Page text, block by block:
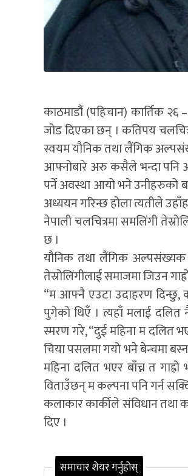
काठमाडौं (पहिचान) कार्तिक
जोड दिएका छन् । कतिपय
स्वयम यौनिक तथा लैंगिक
आफ्नोबारे अरु कसैले भन्दा पनि
पर्ने अवस्था आयो भने उनीहरुको
अध्ययन गरिन्छ होला त्यतीले
नेपाली चलचित्रमा समलिंगी
छ ।
यौनिक तथा लैंगिक अल्पसंख्यक
तेस्रोलिंगीलाई समाजमा जिउन
“म आफ्नै एउटा उदाहरण दिन्छु,
पुगेको थिएँ । त्यहाँ मलाई
स्मरण गरे, “दुई महिना म दलित
चिया पसलमा गयो भने बेन्चमा
महिना दलित भएर बाँच्न त
विताउँछन् म कल्पना पनि गर्न
कलाकार कार्कीले संविधान तथा
दिए ।
समाचार शेयर गर्नुहोस्